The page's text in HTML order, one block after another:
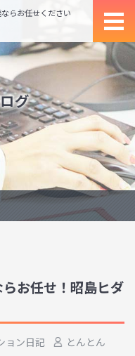
らお任せください
グ
らお任せ！昭島ヒダ
ョン日記 とんとん